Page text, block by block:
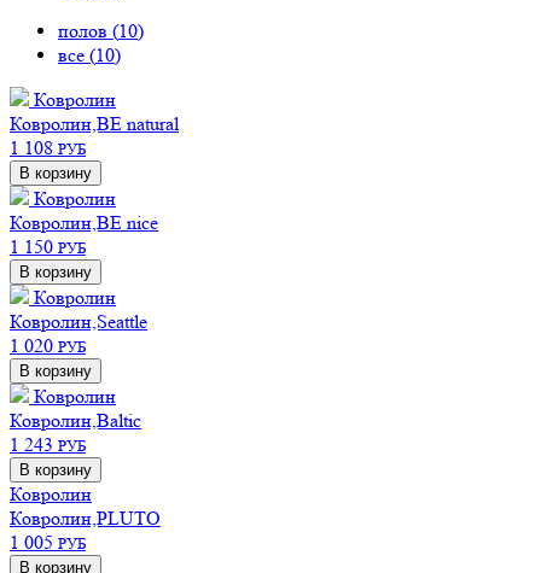
полов (10)
все (10)
Ковролин
Ковролин,BE natural
1 108 РУБ
В корзину
Ковролин
Ковролин,BE nice
1 150 РУБ
В корзину
Ковролин
Ковролин,Seattle
1 020 РУБ
В корзину
Ковролин
Ковролин,Baltic
1 243 РУБ
В корзину
Ковролин
Ковролин,PLUTO
1 005 РУБ
В корзину